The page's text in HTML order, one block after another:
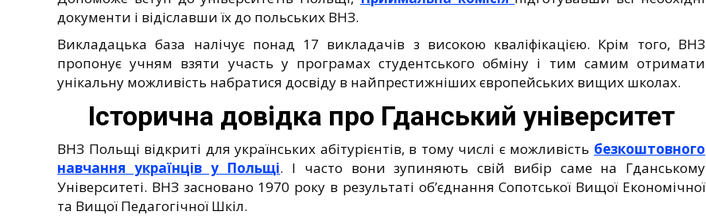
документи і відіславши їх до польських ВНЗ.
Викладацька база налічує понад 17 викладачів з високою кваліфікацією. Крім того, ВНЗ
пропонує учням взяти участь у програмах студентського обміну і тим самим отримати
унікальну можливість набратися досвіду в найпрестижніших європейських вищих школах.
Історична довідка про Гданський університет
ВНЗ Польщі відкриті для українських абітурієнтів, в тому числі є можливість безкоштовного
навчання українців у Польщі. І часто вони зупиняють свій вибір саме на Гданському
Університеті. ВНЗ засновано 1970 року в результаті об’єднання Сопотської Вищої Економічної
та Вищої Педагогічної Шкіл.